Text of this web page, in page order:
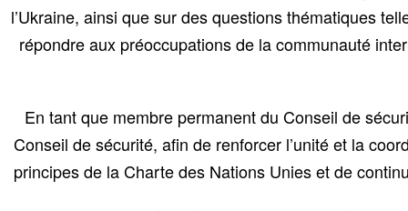
l’Ukraine, ainsi que sur des questions thématiques
répondre aux préoccupations de la communauté
En tant que membre permanent du Conseil de
Conseil de sécurité, afin de renforcer l’unité et la
principes de la Charte des Nations Unies et de